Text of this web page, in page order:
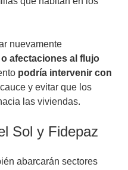
nuevamente
afectaciones al flujo
podría intervenir con
y evitar que los
las viviendas.
Sol y Fidepaz
abarcarán sectores